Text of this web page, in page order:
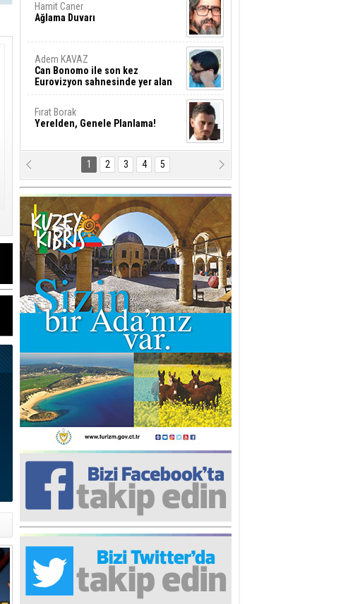
Hamit Caner
Ağlama Duvarı
Adem KAVAZ
Can Bonomo ile son kez
Eurovizyon sahnesinde yer alan
Türkiye 10 yıl aradan sonra
Fırat Borak
Yerelden, Genele Planlama!
Erkut YILMABAŞAR
Bayrak tartışmaları ve ihalesiz
işler!
Arif Alasya
2015 SONRASI VE AKINCI.
Fatma Baysal
SURLAR İÇİ’NDE KOLAYDIR ÖLMEK
Ediz TUNCEL
Göz göre göre…
Taner ULUTAŞ
İnşallah St. Lois ile Hakkaido
Adası gibi olmayız !...
Ali KİŞMİR
FIRSAT VE KORKU
Turgut ÇALICI
İki Lakırdı da benden!
Yrd. Doç. Ercan HOŞKARA
Yatırım Yapmazsan Var Olamazsın:
Hedefteki Kurum Kıb-Tek
Rana Sarro
Başıma gelen skandal olayı
1 2 3 4 5